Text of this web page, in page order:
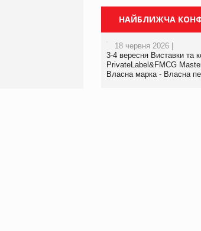
Брагина Людмила
Просування компанії на
www.trademaster.ua.
правила. Особливості.
НАЙБЛИЖЧА
18 червня 2026 |
3-4 вересня Виставки та
PrivateLabel&FMCG
Власна марка - Власна